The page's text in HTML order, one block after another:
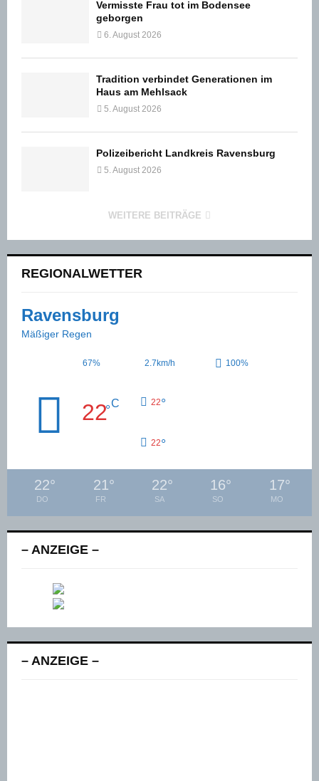
Vermisste Frau tot im Bodensee
geborgen
6. August 2026
Tradition verbindet Generationen im
Haus am Mehlsack
5. August 2026
Polizeibericht Landkreis Ravensburg
5. August 2026
WEITERE BEITRÄGE
REGIONALWETTER
Ravensburg
Mäßiger Regen
67% 2.7km/h 100%
22°C 22°
22°
22°
DO
21°
FR
22°
SA
16°
SO
17°
MO
– ANZEIGE –
– ANZEIGE –